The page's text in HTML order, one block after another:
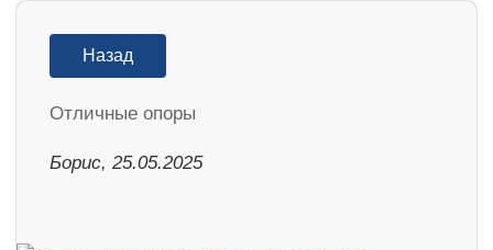
Назад
Отличные опоры
Борис, 25.05.2025